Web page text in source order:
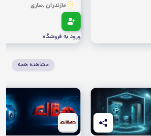
مازندران ,ساری
ورود به فروشگاه
مشاهده همه